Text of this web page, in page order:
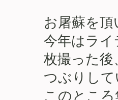
お屠蘇を
今年はラ
枚撮った後
つぶりし
このとこ